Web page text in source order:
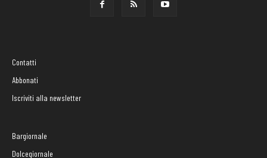
Contatti
Abbonati
Iscriviti alla newsletter
Bargiornale
Dolcegiornale